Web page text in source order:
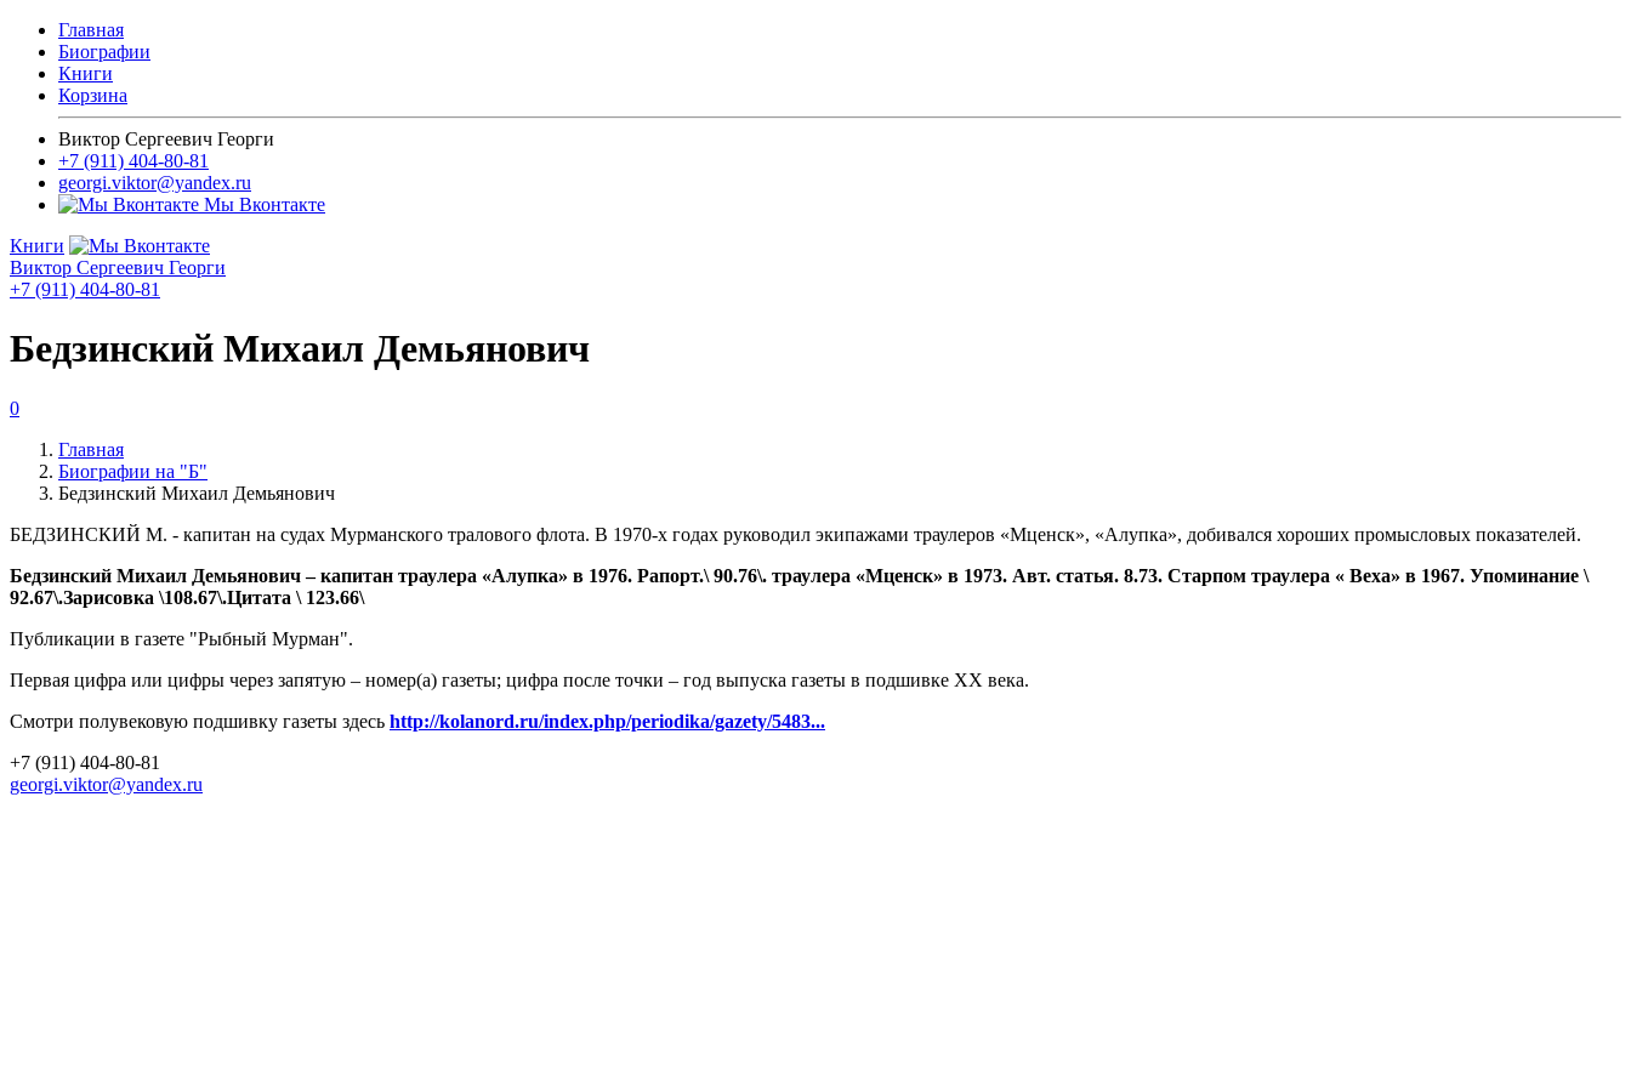
Главная
Биографии
Книги
Корзина
Виктор Сергеевич Георги
+7 (911) 404-80-81
georgi.viktor@yandex.ru
Мы Вконтакте
Книги
Виктор Сергеевич Георги
+7 (911) 404-80-81
Бедзинский Михаил Демьянович
0
Главная
Биографии на "Б"
Бедзинский Михаил Демьянович
БЕДЗИНСКИЙ М. - капитан на судах Мурманского тралового флота. В 1970-х годах руководил экипажами траулеров «Мценск», «Алупка», добивался хороших промысловых показателей.
Бедзинский Михаил Демьянович – капитан траулера «Алупка» в 1976. Рапорт.\ 90.76\. траулера «Мценск» в 1973. Авт. статья. 8.73. Старпом траулера « Веха» в 1967. Упоминание \
92.67\.Зарисовка \108.67\.Цитата \ 123.66\
Публикации в газете "Рыбный Мурман".
Первая цифра или цифры через запятую – номер(а) газеты; цифра после точки – год выпуска газеты в подшивке ХХ века.
Смотри полувековую подшивку газеты здесь http://kolanord.ru/index.php/periodika/gazety/5483...
+7 (911) 404-80-81
georgi.viktor@yandex.ru